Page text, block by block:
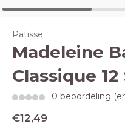
Patisse
Madeleine
Classique
0 beoordeling
€12,49